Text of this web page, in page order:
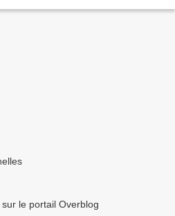
le portail Overblog